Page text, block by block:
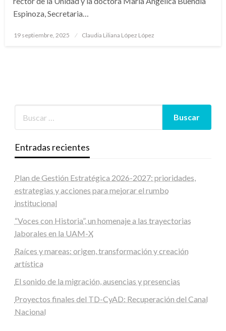
Espinoza, Secretaria…
Publicado
19 septiembre, 2025 Claudia Liliana López López
Entradas recientes
Plan de Gestión Estratégica 2026-2027: prioridades,
estrategias y acciones para mejorar el rumbo
institucional
“Voces con Historia”, un homenaje a las trayectorias
laborales en la UAM-X
Raíces y mareas: origen, transformación y creación
artística
El sonido de la migración, ausencias y presencias
Proyectos finales del TD-CyAD: Recuperación del Canal
Nacional